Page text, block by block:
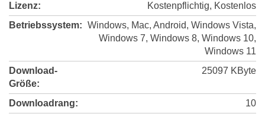
Lizenz:
Kostenpflichtig, Kostenlos
Betriebssystem: Windows, Mac, Android, Windows Vista,
Windows 7, Windows 8, Windows 10,
Windows 11
Download-
Größe:
25097 KByte
Downloadrang:
10